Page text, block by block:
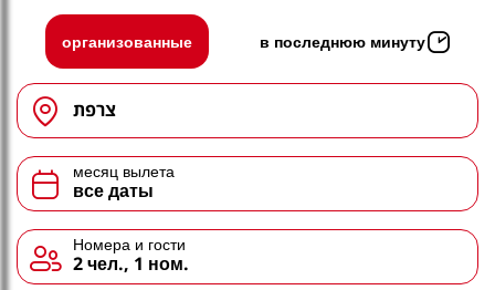
חופשה לפי סגנון
מלונות באילת
טיולים מאורגנים
סגנונות טיול
הרגע האחרון
организованные в последнюю минуту
צרפת
месяц вылета
все даты
Номера и гости
2 чел., 1 ном.